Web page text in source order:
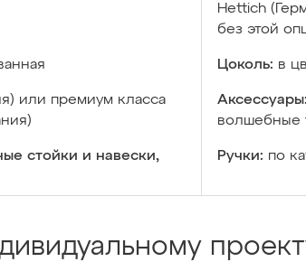
Hettich
без этой
Цоколь: в
или премиум класса
Аксессуары:
волшебные
стойки и навески,
Ручки: по